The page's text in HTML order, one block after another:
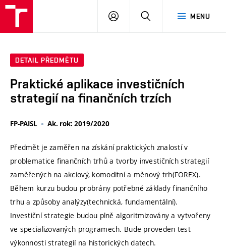
MENU
PŘIHLÁSIT
DETAIL PŘEDMĚTU
Praktické aplikace investičních
strategií na finančních trzích
FP-PAISL Ak. rok: 2019/2020
Předmět je zaměřen na získání praktických znalostí v
problematice finančních trhů a tvorby investičních strategií
zaměřených na akciový, komoditní a měnový trh(FOREX).
Během kurzu budou probrány potřebné základy finančního
trhu a způsoby analýzy(technická, fundamentální).
Investiční strategie budou plně algoritmizovány a vytvořeny
ve specializovaných programech. Bude proveden test
výkonnosti strategií na historických datech.